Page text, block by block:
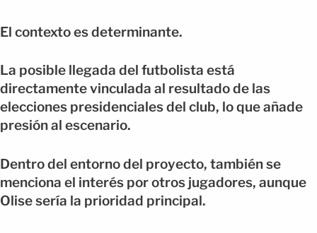
El contexto es determinante.
La posible llegada del futbolista está
directamente vinculada al resultado de las
elecciones presidenciales del club, lo que añade
presión al escenario.
Dentro del entorno del proyecto, también se
menciona el interés por otros jugadores, aunque
Olise sería la prioridad principal.